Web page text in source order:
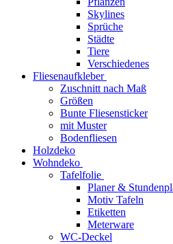
Skylines
Sprüche
Städte
Tiere
Verschiedenes
Fliesenaufkleber
Zuschnitt nach Maß
Größen
Bunte Fliesensticker
mit Muster
Bodenfliesen
Holzdeko
Wohndeko
Tafelfolie
Planer &
Motiv Tafeln
Etiketten
Meterware
WC-Deckel